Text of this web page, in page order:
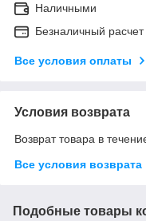
Наличными
Безналичный расчет
Все условия оплаты
Условия возврата
Возврат товара в
Все условия возврата
Подобные товары